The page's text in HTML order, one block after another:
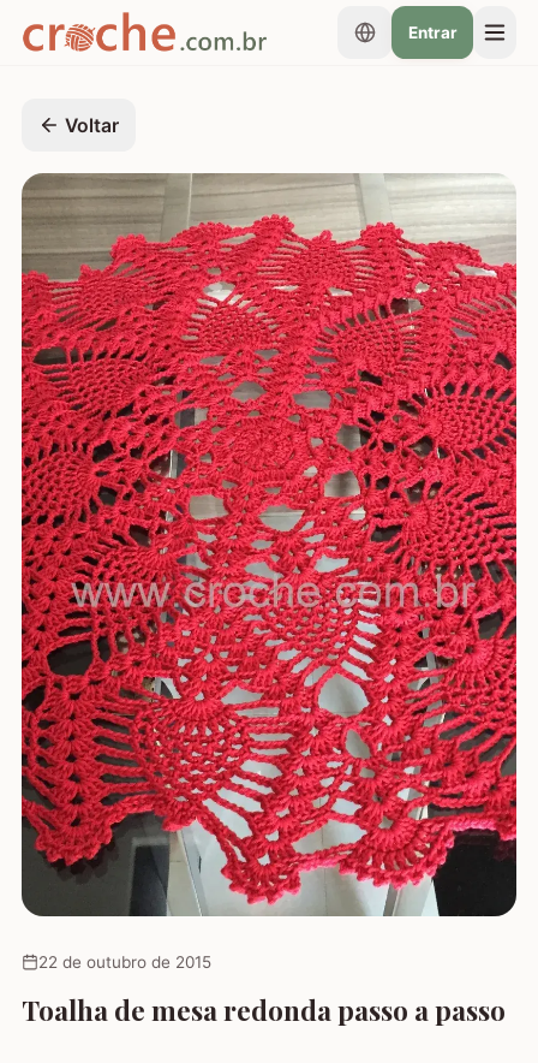
Entrar
Voltar
22 de outubro de 2015
Toalha de mesa redonda passo a passo